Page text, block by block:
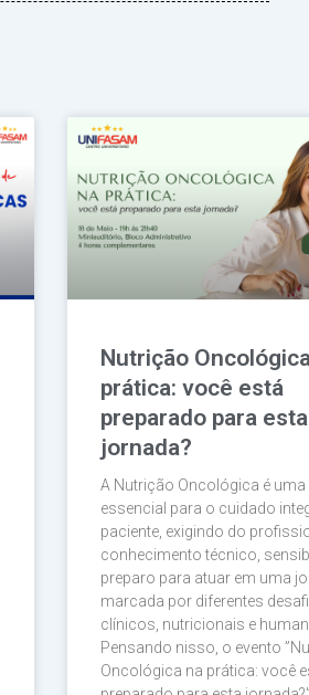
Nutrição
prática: você está
preparado para esta
jornada?
A Nutrição Oncológica é uma
essencial para o cuidado
paciente, exigindo do
conhecimento técnico,
preparo para atuar em uma
marcada por diferentes
clínicos, nutricionais e
Pensando nisso, o evento
Oncológica na prática: você